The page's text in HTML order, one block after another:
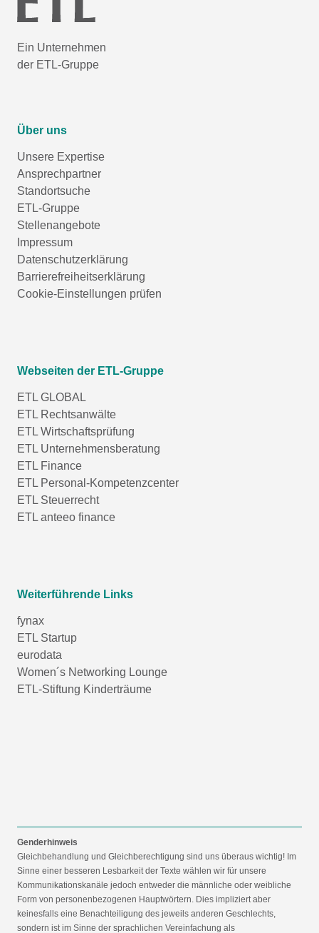
Ein Unternehmen
der ETL-Gruppe
Über uns
Unsere Expertise
Ansprechpartner
Standortsuche
ETL-Gruppe
Stellenangebote
Impressum
Datenschutzerklärung
Barrierefreiheitserklärung
Cookie-Einstellungen prüfen
Webseiten der ETL-Gruppe
ETL GLOBAL
ETL Rechtsanwälte
ETL Wirtschaftsprüfung
ETL Unternehmensberatung
ETL Finance
ETL Personal-Kompetenzcenter
ETL Steuerrecht
ETL anteeo finance
Weiterführende Links
fynax
ETL Startup
eurodata
Women´s Networking Lounge
ETL-Stiftung Kinderträume
Genderhinweis
Gleichbehandlung und Gleichberechtigung sind uns überaus wichtig! Im
Sinne einer besseren Lesbarkeit der Texte wählen wir für unsere
Kommunikationskanäle jedoch entweder die männliche oder weibliche
Form von personenbezogenen Hauptwörtern. Dies impliziert aber
keinesfalls eine Benachteiligung des jeweils anderen Geschlechts,
sondern ist im Sinne der sprachlichen Vereinfachung als